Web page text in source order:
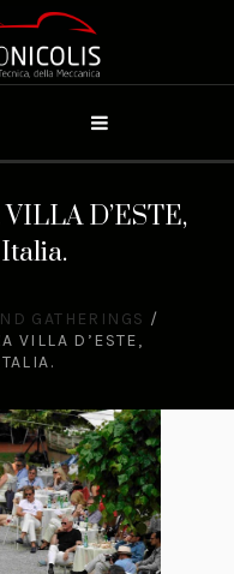
D’ESTE,
GATHERINGS /
VILLA D’ESTE,